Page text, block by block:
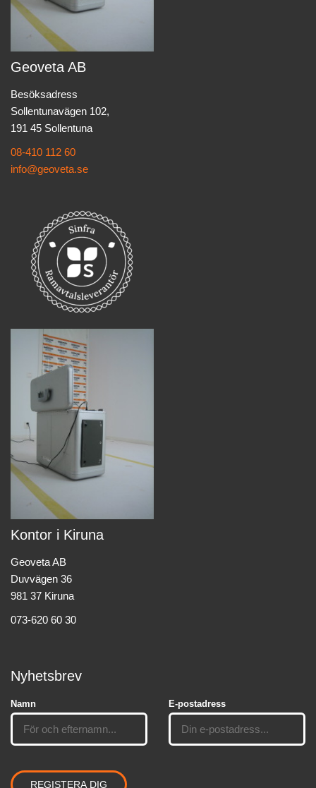
Geoveta AB
Besöksadress
Sollentunavägen 102,
191 45 Sollentuna
08-410 112 60
info@geoveta.se
Kontor i Kiruna
Geoveta AB
Duvvägen 36
981 37 Kiruna
073-620 60 30
Nyhetsbrev
Namn E-postadress